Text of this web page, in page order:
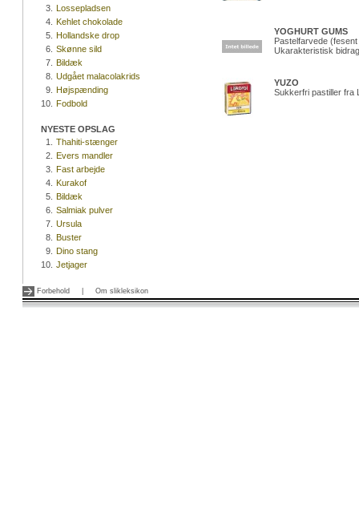
3. Lossepladsen
4. Kehlet chokolade
5. Hollandske drop
6. Skønne sild
7. Bildæk
8. Udgået malacolakrids
9. Højspænding
10. Fodbold
NYESTE OPSLAG
1.
Thahiti-stænger
2. Evers mandler
3. Fast arbejde
4. Kurakof
5. Bildæk
6. Salmiak pulver
7. Ursula
8. Buster
9. Dino stang
10. Jetjager
YOGHURT GUMS
Pastelfarvede
Ukarakteristisk
YUZO
Sukkerfri pastiller fra
Forbehold Om slikleksikon